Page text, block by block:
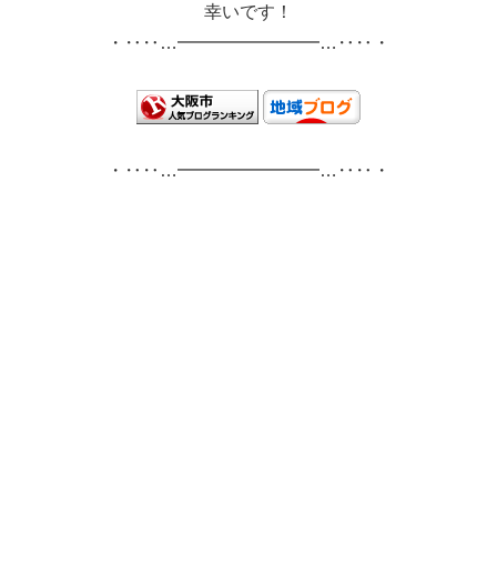
幸いです！
・‥‥…━━━━━━━━…‥‥・
・‥‥…━━━━━━━━…‥‥・